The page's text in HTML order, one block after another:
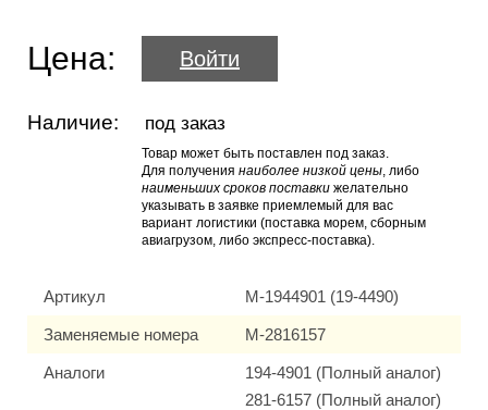
Цена: Войти
Наличие: под заказ
Товар может быть поставлен под заказ.
Для получения наиболее низкой цены , либо
наименьших сроков поставки желательно
указывать в заявке приемлемый для вас
вариант логистики (поставка морем, сборным
авиагрузом, либо экспресс-поставка).
Артикул M-1944901 (19-4490)
Заменяемые номера M-2816157
Аналоги
194-4901 (Полный аналог)
281-6157 (Полный аналог)